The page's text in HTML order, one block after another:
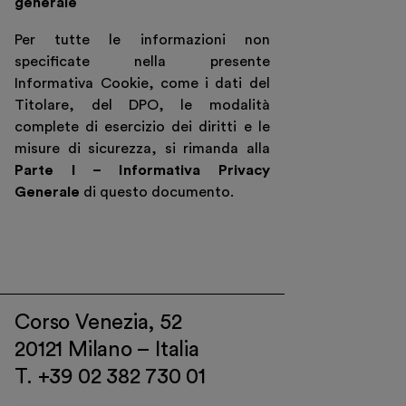
generale
Per tutte le informazioni non
specificate nella presente
Informativa Cookie, come i dati del
Titolare, del DPO, le modalità
complete di esercizio dei diritti e le
misure di sicurezza, si rimanda alla
Parte I – Informativa Privacy
Generale di questo documento.
Corso Venezia, 52
20121 Milano – Italia
T. +39 02 382 730 01